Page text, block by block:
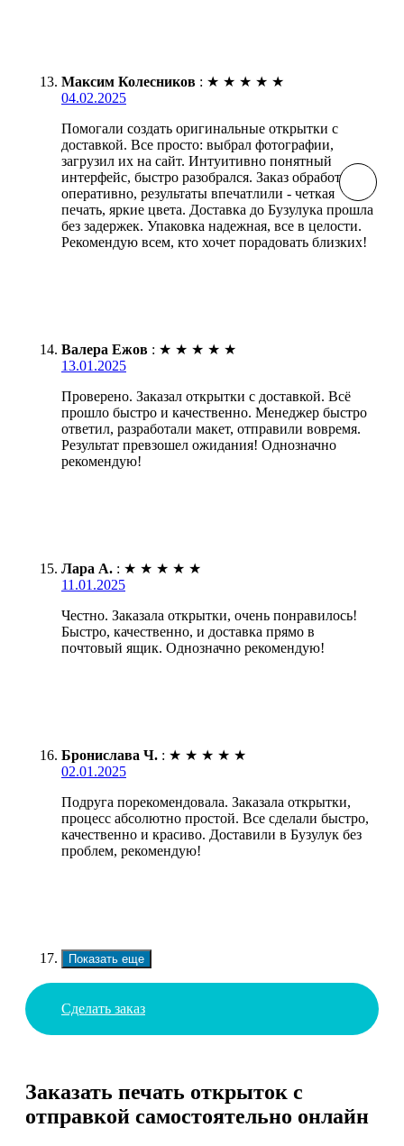
Максим Колесников : ★ ★ ★ ★ ★
04.02.2025
Помогали создать оригинальные открытки с
доставкой. Все просто: выбрал фотографии,
загрузил их на сайт. Интуитивно понятный
интерфейс, быстро разобрался. Заказ обработали
оперативно, результаты впечатлили - четкая
печать, яркие цвета. Доставка до Бузулука прошла
без задержек. Упаковка надежная, все в целости.
Рекомендую всем, кто хочет порадовать близких!
Валера Ежов : ★ ★ ★ ★ ★
13.01.2025
Проверено. Заказал открытки с доставкой. Всё
прошло быстро и качественно. Менеджер быстро
ответил, разработали макет, отправили вовремя.
Результат превзошел ожидания! Однозначно
рекомендую!
Лара А. : ★ ★ ★ ★ ★
11.01.2025
Честно. Заказала открытки, очень понравилось!
Быстро, качественно, и доставка прямо в
почтовый ящик. Однозначно рекомендую!
Бронислава Ч. : ★ ★ ★ ★ ★
02.01.2025
Подруга порекомендовала. Заказала открытки,
процесс абсолютно простой. Все сделали быстро,
качественно и красиво. Доставили в Бузулук без
проблем, рекомендую!
Показать еще
Сделать заказ
Заказать печать открыток с
отправкой самостоятельно онлайн